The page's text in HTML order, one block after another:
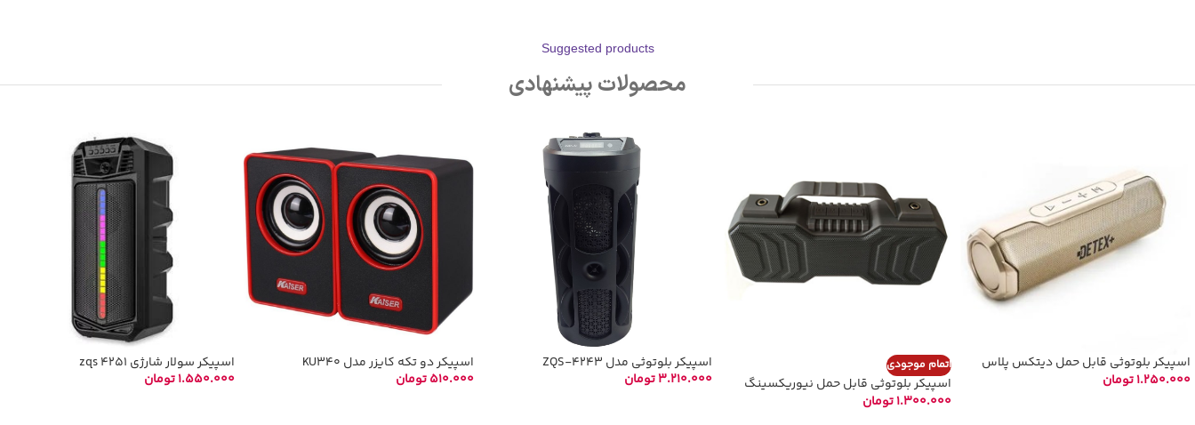
Suggested products
محصولات پیشنهادی
اسپیکر بلوتوثی قابل حمل دیتکس پلاس
مدل D-930
1.250.000تومان
اتمام موجودی
اسپیکر بلوتوثی قابل حمل نیوریکسینگ
مدل NR – 2029
1.300.000تومان
اسپیکر بلوتوثی مدل ZQS-4243
3.210.000تومان
اسپیکر دو تکه کایزر مدل KU340
510.000تومان
اسپیکر سولار شارژی zqs 4251
1.550.000تومان